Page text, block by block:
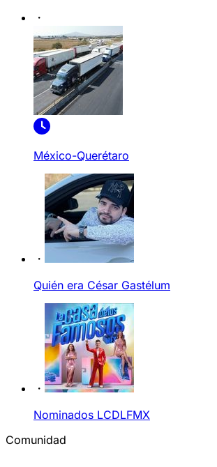
México-Querétaro
Quién era César Gastélum
Nominados LCDLFMX
Comunidad